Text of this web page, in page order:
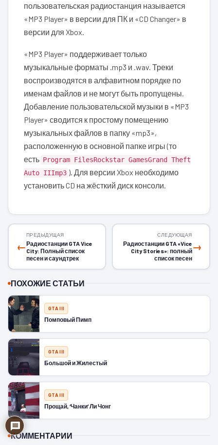
пользовательская радиостанция называется
«MP3 Player» в версии для ПК и «CD Changer» в
версии для Xbox.
«MP3 Player» поддерживает только
музыкальные форматы .mp3 и .wav. Треки
воспроизводятся в алфавитном порядке по
именам файлов и не могут быть пропущены.
Добавление пользовательской музыки в «MP3
Player» сводится к простому помещению
музыкальных файлов в папку «mp3»,
расположенную в основной папке игры (то
есть Program FilesRockstar GamesGrand Theft
Auto IIImp3 ). Для версии Xbox необходимо
установить CD на жёсткий диск консоли.
←
ПРЕДЫДУЩАЯ
Радиостанции GTA Vice
City: Полный список
песен и саундтрек
→
СЛЕДУЮЩАЯ
Радиостанции GTA «Vice
City Stories»: полный
список песен
ПОХОЖИЕ СТАТЬИ
GTA III
Помповый Пимп
GTA III
Большой и Жилестый
GTA III
Прощай, ‘Чанки’ Ли Чонг
КОММЕНТАРИИ